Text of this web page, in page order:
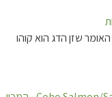
שזן הדג הוא קוהו